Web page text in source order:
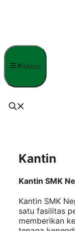
Menu
Kantin
Kantin SMK
Kantin SMK
satu fasilitas
memberikan